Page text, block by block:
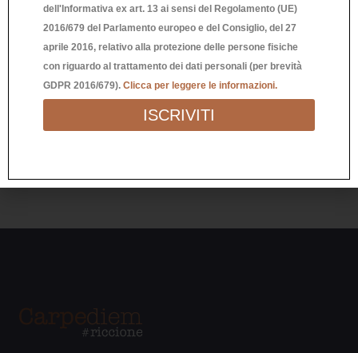
dell'Informativa ex art. 13 ai sensi del Regolamento (UE)
2016/679 del Parlamento europeo e del Consiglio, del 27
aprile 2016, relativo alla protezione delle persone fisiche
con riguardo al trattamento dei dati personali (per brevità
GDPR 2016/679). Clicca per leggere le informazioni.
ISCRIVITI